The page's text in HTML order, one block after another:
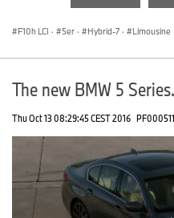
F10h LCI · 5er · Hybrid-7 · Limousine
The new BMW 5
Thu Oct 13 08:29:45 CEST 2016